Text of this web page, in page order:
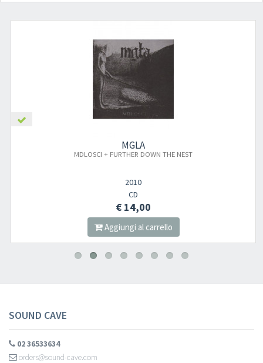
MGLA
MDLOSCI + FURTHER DOWN THE NEST
2010
CD
€ 14,00
Aggiungi al carrello
SOUND CAVE
02 36533634
orders@sound-cave.com